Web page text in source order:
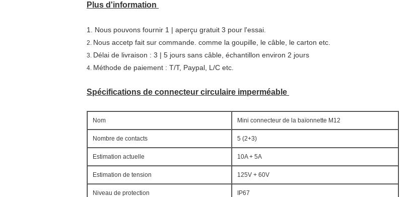
Plus d'information
1. Nous pouvons fournir 1 | aperçu gratuit 3 pour l'essai.
2. Nous accetp fait sur commande. comme la goupille, le câble, le carton etc.
3. Délai de livraison : 3 | 5 jours sans câble, échantillon environ 2 jours
4. Méthode de paiement : T/T, Paypal, L/C etc.
Spécifications de connecteur circulaire imperméable
Nom Mini connecteur de la baïonnette M12
Nombre de contacts 5 (2+3)
Estimation actuelle 10A + 5A
Estimation de tension 125V + 60V
Niveau de protection IP67